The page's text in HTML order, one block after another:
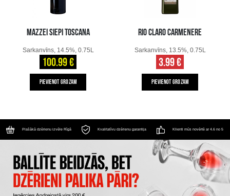
MAZZEI SIEPI TOSCANA
Sarkanvīns, 14.5%, 0.75L
100.99 €
PIEVIENOT GROZAM
RIO CLARO CARMENERE
Sarkanvīns, 13.5%, 0.75L
3.99 €
PIEVIENOT GROZAM
Plašākā dzērienu izvēle Rīgā Kvalitatīvu dzērienu garantija Klienti mūs novērtē ar 4.6 no 5